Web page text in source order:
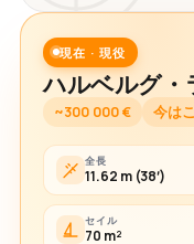
現在 · 現役
ハルベルグ・
~300 000 € 今は
全長
11.62 m (38′)
セイル
70 m²